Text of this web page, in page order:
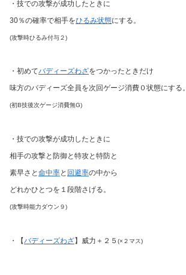
・技での攻撃が成功したときに
30％の確率で相手をひるみ状態にする。
(攻撃時ひるみ付与２)
・初めてバディーズわざをつかったときだけ
味方のバディーズ全員を次回ゲージ消費０状態にする。
(初B技後次ゲージ消費無G)
・技での攻撃が成功したときに
相手の攻撃と防御と特攻と特防と
素早さと 命中率と 回避率の中から
どれかひとつを１段階さげる。
(攻撃時能力ダウン９)
・【バディーズわざ】威力＋２５ (×２マス)